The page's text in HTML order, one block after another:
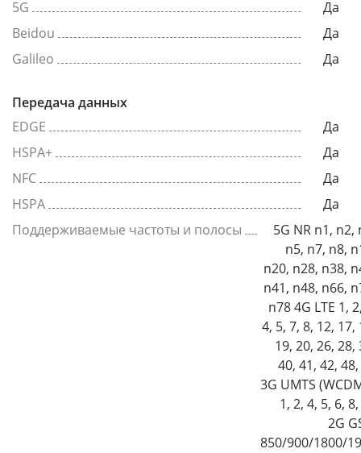
5G
Да
Beidou
Да
Galileo
Да
Передача данных
EDGE
Да
HSPA+
Да
NFC
Да
HSPA
Да
Поддерживаемые частоты и полосы
5G NR n1, n2,
n5, n7, n8,
n20, n28, n38,
n41, n48, n66,
n78 4G LTE 1, 2, 3,
4, 5, 7, 8, 12, 17,
19, 20, 26, 28,
40, 41, 42,
3G UMTS
1, 2, 4, 5, 6,
2G
850/900/1800/